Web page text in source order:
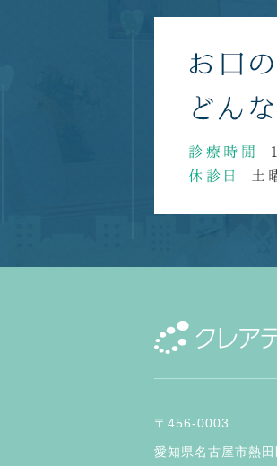
〒456-0003
愛知県名古屋市熱